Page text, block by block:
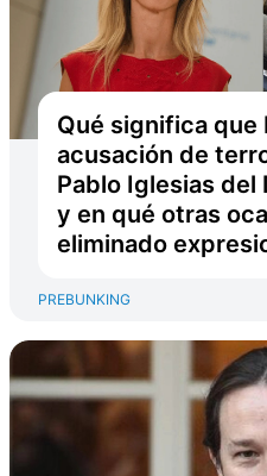
Qué significa que
acusación de
Pablo Iglesias del
y en qué otras
eliminado
PREBUNKING